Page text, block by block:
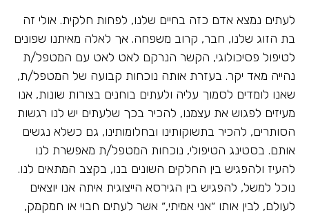
לעתים נמצא אדם כזה בחיים שלנו, לפחות חלקית. אולי זה
בת הזוג שלנו, חבר, קרוב משפחה. אך לאלה מאיתנו שפונים
לטיפול פסיכולוגי, הקשר הנרקם לאט לאט עם המטפל/ת
נהייה מאד יקר. בעזרת אותה נוכחות קבועה של המטפל/ת,
שאנו לומדים לסמוך עליה ולעתים בוחנים בצורות שונות, אנו
מעיזים לפגוש את עצמנו, להכיר בכך שלעתים יש לנו רגשות
הסותרים, להכיר בתשוקותינו ובחלומותינו, גם כשלא נגשים
אותם. בסטינג הטיפולי, נוכחות המטפל/ת מאפשרת לנו
להעיז ולהפגיש בין החלקים השונים בנו, בקצב המתאים לנו.
נוכל למשל, להפגיש בין הגירסא הייצוגית איתה אנו יוצאים
לעולם, לבין אותו ״אני אמיתי,״ אשר לעתים חבוי או חמקמק,